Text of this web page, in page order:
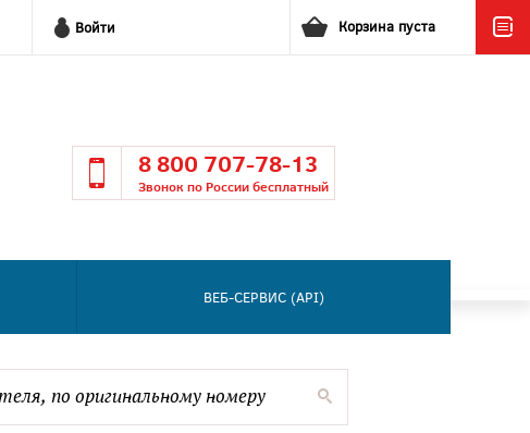
Войти Корзина пуста
8 800 707-78-13
Звонок по России бесплатный
ВЕБ-СЕРВИС (API)